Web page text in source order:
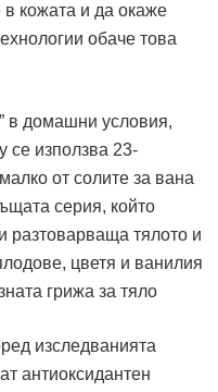
кожата и да окаже
обаче това
в домашни условия,
се използва 23-
от солите за вана
серия, който
разтоварваща тялото и
цветя и ванилия
изследванията
антиоксидантен